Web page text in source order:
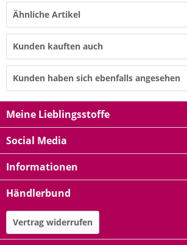
Ähnliche Artikel
Kunden kauften auch
Kunden haben sich ebenfalls angesehen
Meine Lieblingsstoffe
Social Media
Informationen
Händlerbund
Vertrag widerrufen